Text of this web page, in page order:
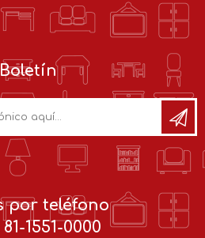
Boletín
por teléfono
1551-0000